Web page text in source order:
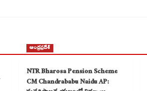
ఆంధ్రప్రదేశ్
NTR Bharosa Pension Scheme
CM Chandrababu Naidu AP: